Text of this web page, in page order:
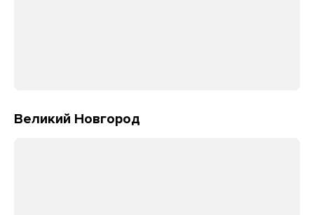
Великий Новгород